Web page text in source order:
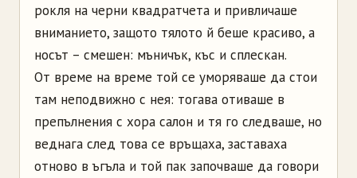
рокля на черни квадратчета и привличаше
вниманието, защото тялото й беше красиво, а
носът – смешен: мъничък, къс и сплескан.
От време на време той се уморяваше да стои
там неподвижно с нея: тогава отиваше в
препълнения с хора салон и тя го следваше, но
веднага след това се връщаха, заставаха
отново в ъгъла и той пак започваше да говори